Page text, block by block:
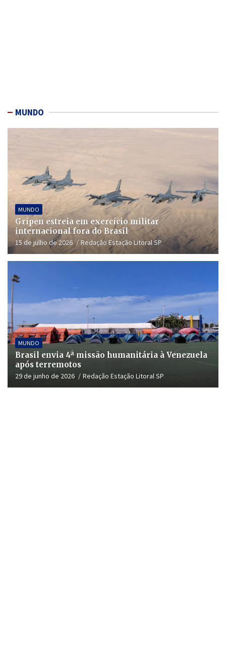
MUNDO
MUNDO
Gripen estreia em exercício militar
internacional fora do Brasil
15 de julho de 2026 Redação Estação Litoral SP
MUNDO
Brasil envia 4ª missão humanitária à Venezuela
após terremotos
29 de junho de 2026 Redação Estação Litoral SP